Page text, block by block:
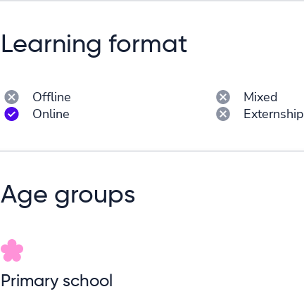
Learning format
Оffline Mixed
Online
Externship
Age groups
Primary school